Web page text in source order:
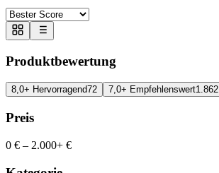
Produktbewertung
8,0+ Hervorragend72 7,0+ Empfehlenswert1.862
Preis
0 € – 2.000+ €